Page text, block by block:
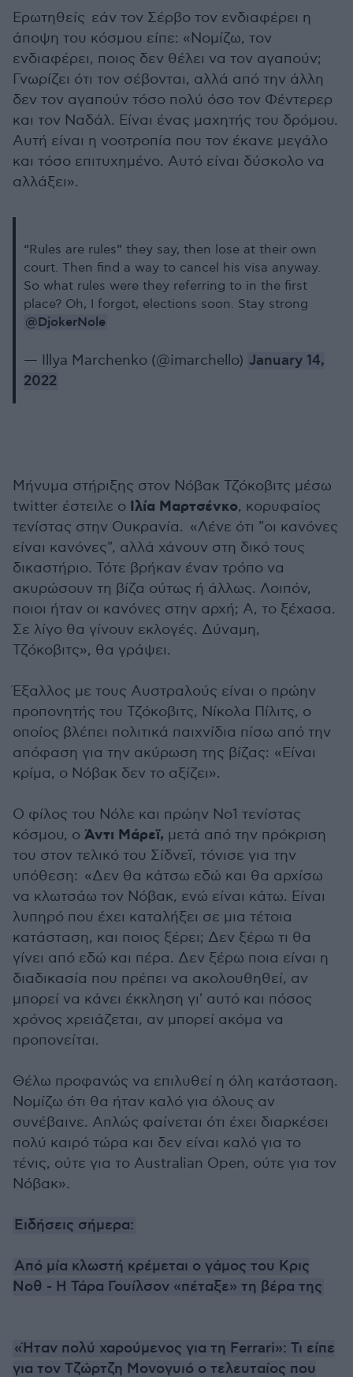
Ερωτηθείς εάν τον Σέρβο τον ενδιαφέρει η
άποψη του κόσμου είπε: «Νομίζω, τον
ενδιαφέρει, ποιος δεν θέλει να τον αγαπούν;
Γνωρίζει ότι τον σέβονται, αλλά από την άλλη
δεν τον αγαπούν τόσο πολύ όσο τον Φέντερερ
και τον Ναδάλ. Είναι ένας μαχητής του δρόμου.
Αυτή είναι η νοοτροπία που τον έκανε μεγάλο
και τόσο επιτυχημένο. Αυτό είναι δύσκολο να
αλλάξει».
“Rules are rules” they say, then lose at their own
court. Then find a way to cancel his visa anyway.
So what rules were they referring to in the first
place? Oh, I forgot, elections soon. Stay strong
@DjokerNole
— Illya Marchenko (@imarchello) January 14,
2022
Μήνυμα στήριξης στον Νόβακ Τζόκοβιτς μέσω
twitter έστειλε ο Ιλία Μαρτσένκο, κορυφαίος
τενίστας στην Ουκρανία. «Λένε ότι "οι κανόνες
είναι κανόνες", αλλά χάνουν στη δικό τους
δικαστήριο. Τότε βρήκαν έναν τρόπο να
ακυρώσουν τη βίζα ούτως ή άλλως. Λοιπόν,
ποιοι ήταν οι κανόνες στην αρχή; Α, το ξέχασα.
Σε λίγο θα γίνουν εκλογές. Δύναμη,
Τζόκοβιτς», θα γράψει.
Έξαλλος με τους Αυστραλούς είναι ο πρώην
προπονητής του Τζόκοβιτς, Νίκολα Πίλιτς, ο
οποίος βλέπει πολιτικά παιχνίδια πίσω από την
απόφαση για την ακύρωση της βίζας: «Είναι
κρίμα, ο Νόβακ δεν το αξίζει».
Ο φίλος του Νόλε και πρώην Νο1 τενίστας
κόσμου, ο Άντι Μάρεϊ, μετά από την πρόκριση
του στον τελικό του Σίδνεϊ, τόνισε για την
υπόθεση: «Δεν θα κάτσω εδώ και θα αρχίσω
να κλωτσάω τον Νόβακ, ενώ είναι κάτω. Είναι
λυπηρό που έχει καταλήξει σε μια τέτοια
κατάσταση, και ποιος ξέρει; Δεν ξέρω τι θα
γίνει από εδώ και πέρα. Δεν ξέρω ποια είναι η
διαδικασία που πρέπει να ακολουθηθεί, αν
μπορεί να κάνει έκκληση γι' αυτό και πόσος
χρόνος χρειάζεται, αν μπορεί ακόμα να
προπονείται.
Θέλω προφανώς να επιλυθεί η όλη κατάσταση.
Νομίζω ότι θα ήταν καλό για όλους αν
συνέβαινε. Απλώς φαίνεται ότι έχει διαρκέσει
πολύ καιρό τώρα και δεν είναι καλό για το
τένις, ούτε για το Australian Open, ούτε για τον
Νόβακ».
Ειδήσεις σήμερα:
Από μία κλωστή κρέμεται ο γάμος του Κρις
Νοθ - Η Τάρα Γουίλσον «πέταξε» τη βέρα της
«Ήταν πολύ χαρούμενος για τη Ferrari»: Τι είπε
για τον Τζώρτζη Μονογυιό ο τελευταίος που